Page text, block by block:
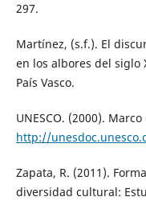
297.
Martínez, (s.f.). El
en los albores del siglo
País Vasco.
UNESCO. (2000).
http://
Zapata, R. (2011).
diversidad cultural: